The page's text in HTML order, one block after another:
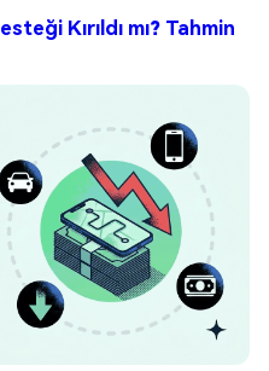
Kırıldı mı? Tahmin